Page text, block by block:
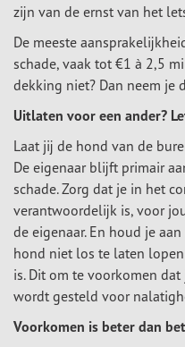
zijn van de ernst van het
De meeste
schade, vaak tot €1 à 2,5
dekking niet? Dan neem je
Uitlaten voor een ander?
Laat jij de hond van de
De eigenaar blijft primair
schade. Zorg dat je in het
verantwoordelijk is, voor
de eigenaar. En houd je
hond niet los te laten
is. Dit om te voorkomen
wordt gesteld voor
Voorkomen is beter dan